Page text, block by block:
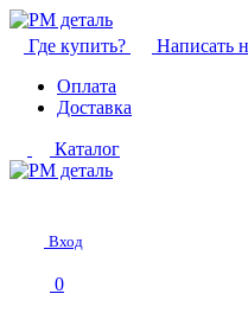
Где купить? Написать
Оплата
Доставка
Каталог
Вход
0